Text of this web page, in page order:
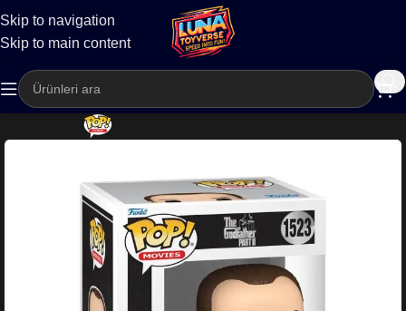
Skip to navigation
Skip to main content
Kargo